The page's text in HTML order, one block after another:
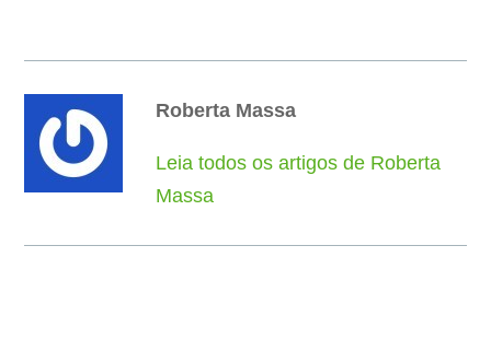
Roberta Massa
Leia todos os artigos de Roberta
Massa